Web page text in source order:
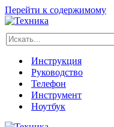
Перейти к содержимому
Искать...
Инструкция
Руководство
Телефон
Инструмент
Ноутбук